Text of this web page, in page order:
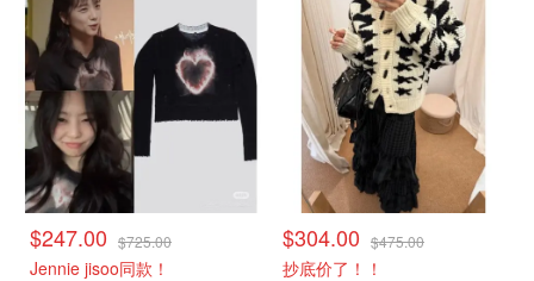
$247.00 $725.00
Jennie jisoo同款！
$304.00 $475.00
抄底价了！！